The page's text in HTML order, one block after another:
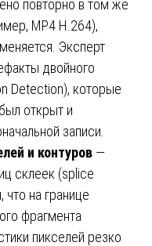
повторно в том же
MP4 H.264),
Эксперт
двойного
Detection), которые
открыт и
записи.
и контуров —
склеек (splice
на границе
фрагмента
пикселей резко